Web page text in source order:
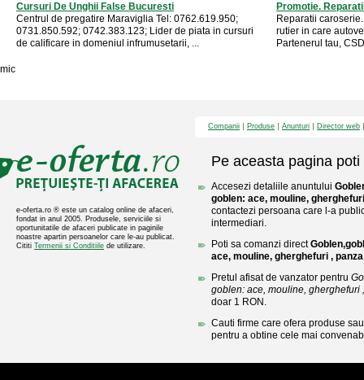
Cursuri De Unghii False Bucuresti
Centrul de pregatire Maraviglia Tel: 0762.619.950;
0731.850.592; 0742.383.123; Lider de piata in cursuri
de calificare in domeniul infrumusetarii, ...
Promotie.
Reparatii
rutier in care
Partenerul tau,
mic
e-oferta.ro ® este un catalog online de afaceri,
fondat in anul 2005. Produsele, serviciile si
oportunitatile de afaceri publicate in paginile
noastre apartin persoanelor care le-au publicat.
Cititi Termenii si Conditiile de utilizare.
Companii Produse Anunturi Director web
Pe aceasta pagina poti
Accesezi detaliile anuntului
goblen: ace, mouline,
contactezi persoana care l-a
intermediari.
Poti sa comanzi direct
ace, mouline, gherghefuri ,
Pretul afisat de vanzator pentru
goblen: ace, mouline, gherghefuri
doar 1 RON.
Cauti firme care ofera produse
pentru a obtine cele mai